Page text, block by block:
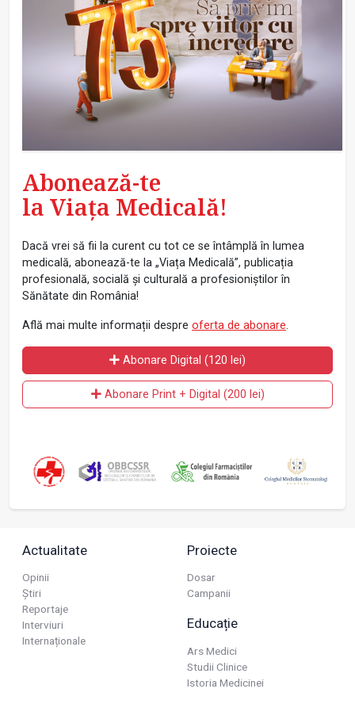
Abonează-te
la Viața Medicală!
Dacă vrei să fii la curent cu tot ce se întâmplă în lumea
medicală, abonează-te la „Viața Medicală”, publicația
profesională, socială și culturală a profesioniștilor în
Sănătate din România!
Află mai multe informații despre oferta de abonare.
Abonare Digital (120 lei)
Abonare Print + Digital (200 lei)
Actualitate
Opinii
Știri
Reportaje
Interviuri
Internaționale
Proiecte
Dosar
Campanii
Educație
Ars Medici
Studii Clinice
Istoria Medicinei